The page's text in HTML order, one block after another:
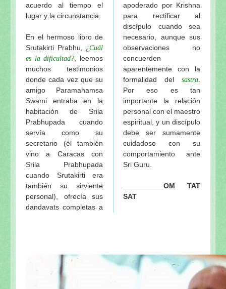
acuerdo al tiempo el
lugar y la circunstancia.
En el hermoso libro de
Srutakirti Prabhu, ¿Cuál
es la dificultad? , leemos
muchos testimonios
donde cada vez que su
amigo Paramahamsa
Swami entraba en la
habitación de Srila
Prabhupada cuando
servía como su
secretario (él también
vino a Caracas con
Srila Prabhupada
cuando Srutakirti era
también su sirviente
personal), ofrecía sus
dandavats completas a
apoderado por Krishna
para rectificar al
discípulo cuando sea
necesario, aunque sus
observaciones no
concuerden
aparentemente con la
formalidad del sastra
Por eso es tan
importante la relación
personal con el maestro
espiritual, y un discípulo
debe ser sumamente
cuidadoso con su
comportamiento ante
Sri Guru.
__________OM TAT
SAT